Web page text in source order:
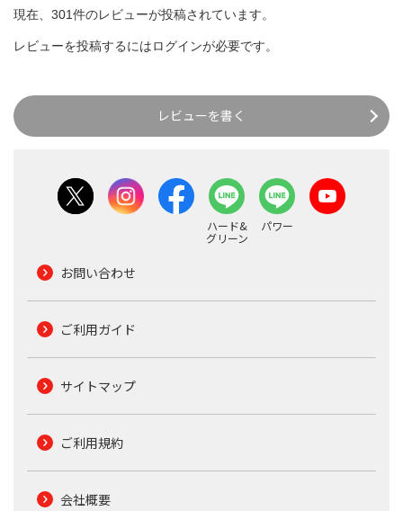
現在、301件のレビューが投稿されています。
レビューを投稿するにはログインが必要です。
レビューを書く
ハード&
グリーン
パワー
お問い合わせ
ご利用ガイド
サイトマップ
ご利用規約
会社概要